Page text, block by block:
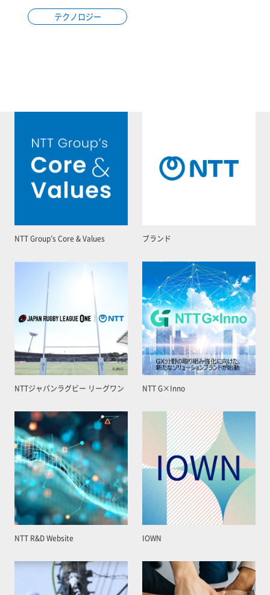
テクノロジー
NTT Group’s Core & Values ブランド
NTTジャパンラグビー リーグワン NTT G×Inno
NTT R&D Website IOWN